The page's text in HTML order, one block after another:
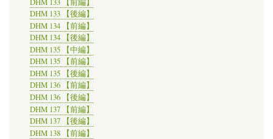
DHM 133 【後編】
DHM 134 【前編】
DHM 134 【後編】
DHM 135 【中編】
DHM 135 【前編】
DHM 135 【後編】
DHM 136 【前編】
DHM 136 【後編】
DHM 137 【前編】
DHM 137 【後編】
DHM 138 【前編】